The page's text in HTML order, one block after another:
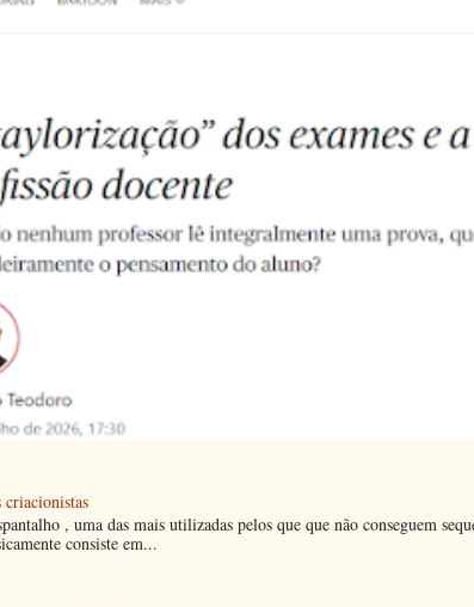
criacionistas
, uma das mais utilizadas pelos que que não conseguem
consiste em...